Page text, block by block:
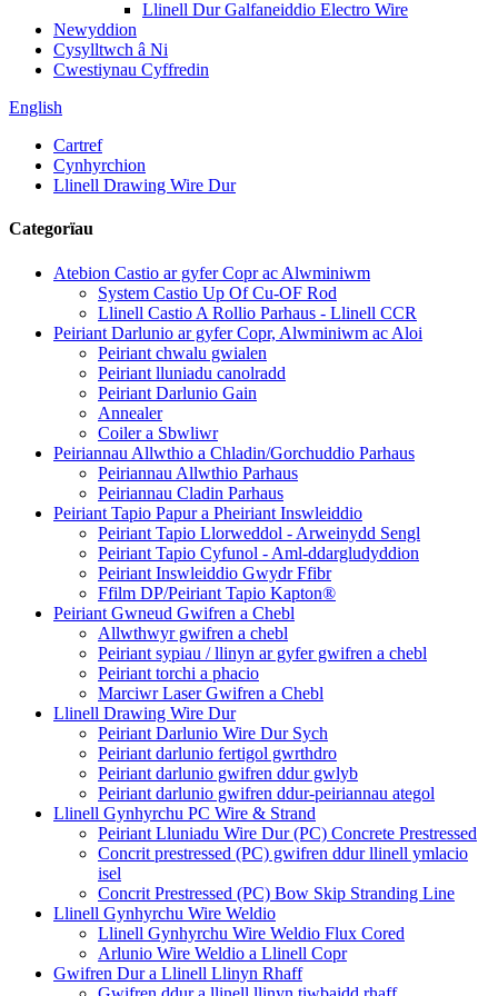
Llinell Dur Galfaneiddio Electro Wire
Newyddion
Cysylltwch â Ni
Cwestiynau Cyffredin
English
Cartref
Cynhyrchion
Llinell Drawing Wire Dur
Categorïau
Atebion Castio ar gyfer Copr ac Alwminiwm
System Castio Up Of Cu-OF Rod
Llinell Castio A Rollio Parhaus - Llinell CCR
Peiriant Darlunio ar gyfer Copr, Alwminiwm ac Aloi
Peiriant chwalu gwialen
Peiriant lluniadu canolradd
Peiriant Darlunio Gain
Annealer
Coiler a Sbwliwr
Peiriannau Allwthio a Chladin/Gorchuddio Parhaus
Peiriannau Allwthio Parhaus
Peiriannau Cladin Parhaus
Peiriant Tapio Papur a Pheiriant Inswleiddio
Peiriant Tapio Llorweddol - Arweinydd Sengl
Peiriant Tapio Cyfunol - Aml-ddargludyddion
Peiriant Inswleiddio Gwydr Ffibr
Ffilm DP/Peiriant Tapio Kapton®
Peiriant Gwneud Gwifren a Chebl
Allwthwyr gwifren a chebl
Peiriant sypiau / llinyn ar gyfer gwifren a chebl
Peiriant torchi a phacio
Marciwr Laser Gwifren a Chebl
Llinell Drawing Wire Dur
Peiriant Darlunio Wire Dur Sych
Peiriant darlunio fertigol gwrthdro
Peiriant darlunio gwifren ddur gwlyb
Peiriant darlunio gwifren ddur-peiriannau ategol
Llinell Gynhyrchu PC Wire & Strand
Peiriant Lluniadu Wire Dur (PC) Concrete Prestressed
Concrit prestressed (PC) gwifren ddur llinell ymlacio
isel
Concrit Prestressed (PC) Bow Skip Stranding Line
Llinell Gynhyrchu Wire Weldio
Llinell Gynhyrchu Wire Weldio Flux Cored
Arlunio Wire Weldio a Llinell Copr
Gwifren Dur a Llinell Llinyn Rhaff